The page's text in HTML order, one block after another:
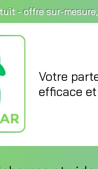
- offre sur-
Votre
efficace